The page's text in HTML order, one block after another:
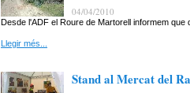
04/04/2010
Desde l'ADF el Roure de Martorell informem
Llegir més...
Stand al Mercat del